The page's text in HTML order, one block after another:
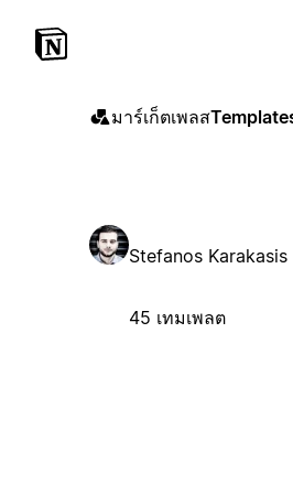
มาร์เก็ตเพลส
Stefanos Karakasis
45 เทมเพลต